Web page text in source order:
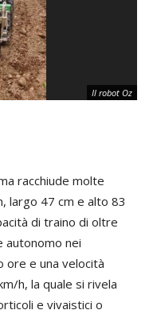
Il robot Oz
racchiude molte
largo 47 cm e alto 83
di traino di oltre
autonomo nei
ore e una velocità
h, la quale si rivela
e vivaistici o